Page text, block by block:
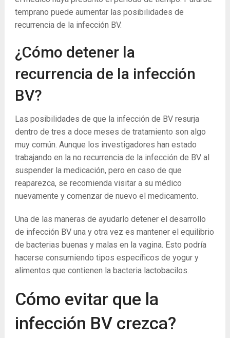
temprano puede aumentar las posibilidades de
recurrencia de la infección BV.
¿Cómo detener la
recurrencia de la infección
BV?
Las posibilidades de que la infección de BV resurja
dentro de tres a doce meses de tratamiento son algo
muy común. Aunque los investigadores han estado
trabajando en la no recurrencia de la infección de BV al
suspender la medicación, pero en caso de que
reaparezca, se recomienda visitar a su médico
nuevamente y comenzar de nuevo el medicamento.
Una de las maneras de ayudarlo detener el desarrollo
de infección BV una y otra vez es mantener el equilibrio
de bacterias buenas y malas en la vagina. Esto podría
hacerse consumiendo tipos específicos de yogur y
alimentos que contienen la bacteria lactobacilos.
Cómo evitar que la
infección BV crezca?